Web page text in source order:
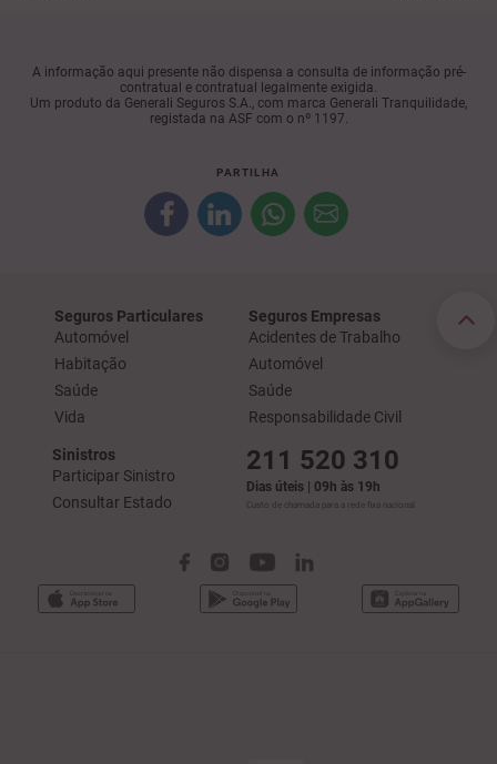
A informação aqui presente não dispensa a consulta de informação pré-
contratual e contratual legalmente exigida.
Um produto da Generali Seguros S.A., com marca Generali Tranquilidade,
registada na ASF com o nº 1197.
PARTILHA
Seguros Particulares
Automóvel
Habitação
Saúde
Vida
Seguros Empresas
Acidentes de Trabalho
Automóvel
Saúde
Responsabilidade Civil
Sinistros
Participar Sinistro
Consultar Estado
211 520 310
Dias úteis | 09h às 19h
Custo de chamada para a rede fixa nacional